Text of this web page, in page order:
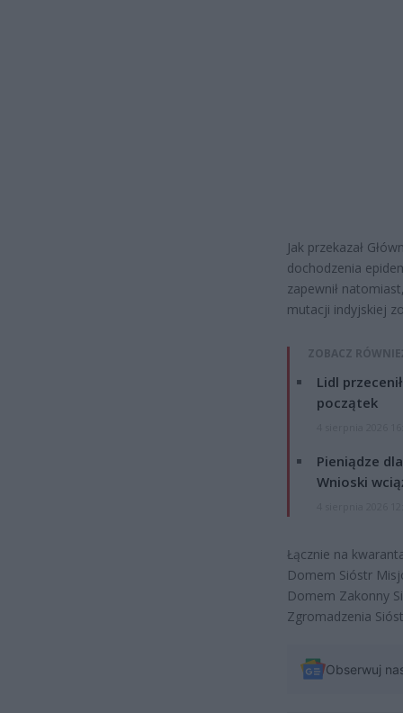
Jak przekazał
dochodzenia
zapewnił
mutacji indyjskiej
ZOBACZ
Lidl
początek
Pieniądze
Wnioski
Łącznie na
Domem Sióstr
Domem Zakonny
Zgromadzenia
Obserwuj